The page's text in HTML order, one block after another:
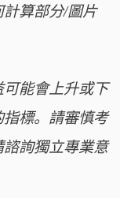
算部分/圖片
能會上升或下
標。請審慎考
詢獨立專業意